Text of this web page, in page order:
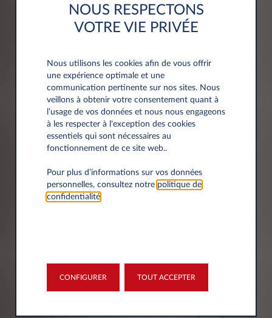
Adresse
Code postal*
Ville*
NOUS RESPECTONS
VOTRE VIE PRIVÉE
Nous utilisons les cookies afin de vous offrir
une expérience optimale et une
communication pertinente sur nos sites. Nous
veillons à obtenir votre consentement quant à
l’usage de vos données et nous nous engageons
à les respecter à l'exception des cookies
essentiels qui sont nécessaires au
fonctionnement de ce site web..
Pour plus d’informations sur vos données
personnelles, consultez notre politique de
confidentialité.
CONFIGURER TOUT ACCEPTER